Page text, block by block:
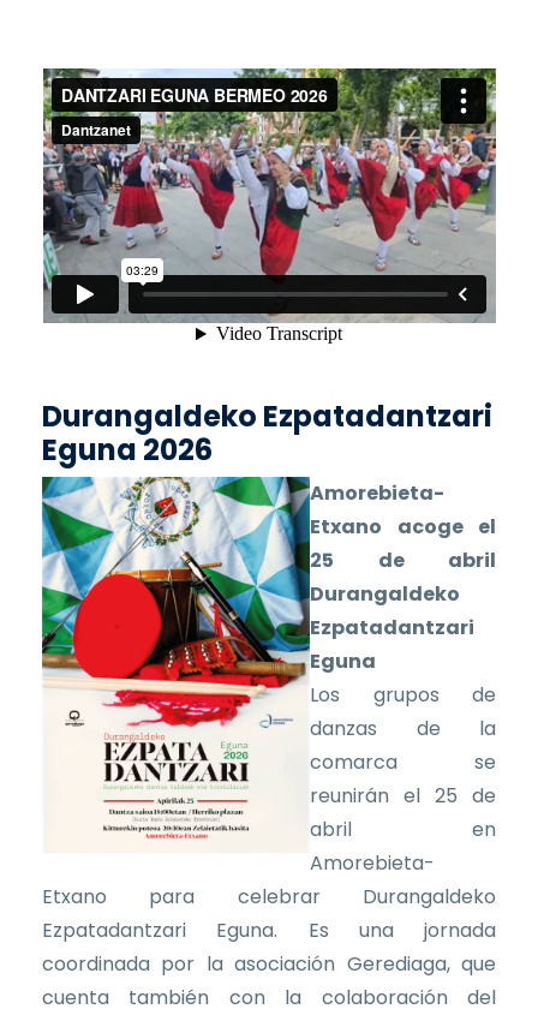
Durangaldeko Ezpatadantzari
Eguna 2026
Amorebieta-
Etxano acoge el
25 de abril
Durangaldeko
Ezpatadantzari
Eguna
Los grupos de
danzas de la
comarca se
reunirán el 25 de
abril en
Amorebieta-
Etxano para celebrar Durangaldeko
Ezpatadantzari Eguna. Es una jornada
coordinada por la asociación Gerediaga, que
cuenta también con la colaboración del